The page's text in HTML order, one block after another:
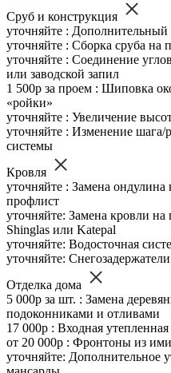
Сруб и конструкция
уточняйте : Дополнительный
уточняйте : Сборка сруба
уточняйте : Соединение
или заводской запил
1 500р за проем : Шиповка
«ройки»
уточняйте : Увеличение
уточняйте : Изменение шага/
системы
Кровля
уточняйте : Замена
профлист
уточняйте: Замена кровли
Shinglas или Katepal
уточняйте: Водосточная
уточняйте: Снегозадержатели
Отделка дома
5 000р за шт. : Замена
подоконниками и отливами
17 000р : Входная
от 20 000р : Фронтоны из
уточняйте: Дополнительное